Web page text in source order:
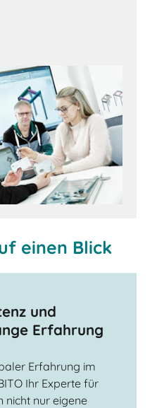
einen Blick
und
Erfahrung
Erfahrung im
Ihr Experte für
nicht nur eigene